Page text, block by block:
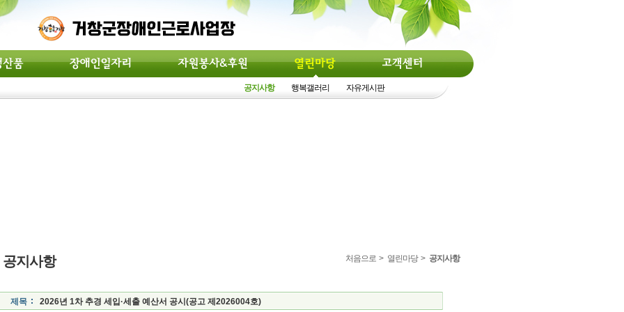
공지사항 행복갤러리 자유게시판
처음으로 > 열린마당> 공지사항
공지사항
제목 2026년 1차 추경 세입·세출 예산서 공시(공고 제2026004호)